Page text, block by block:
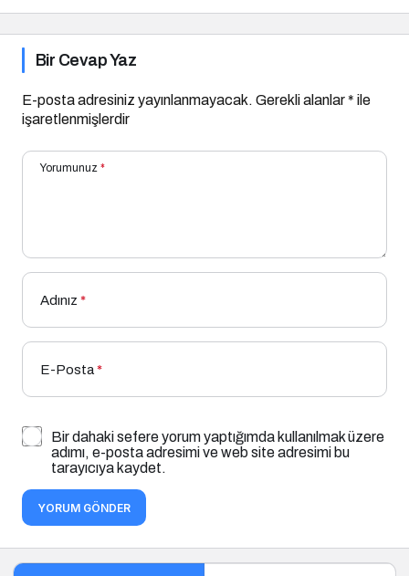
Bir Cevap Yaz
E-posta adresiniz yayınlanmayacak. Gerekli alanlar* ile
işaretlenmişlerdir
Yorumunuz *
Adınız *
E-Posta*
Bir dahaki sefere yorum yaptığımda kullanılmak üzere
adımı, e-posta adresimi ve web site adresimi bu
tarayıcıya kaydet.
YORUM GÖNDER